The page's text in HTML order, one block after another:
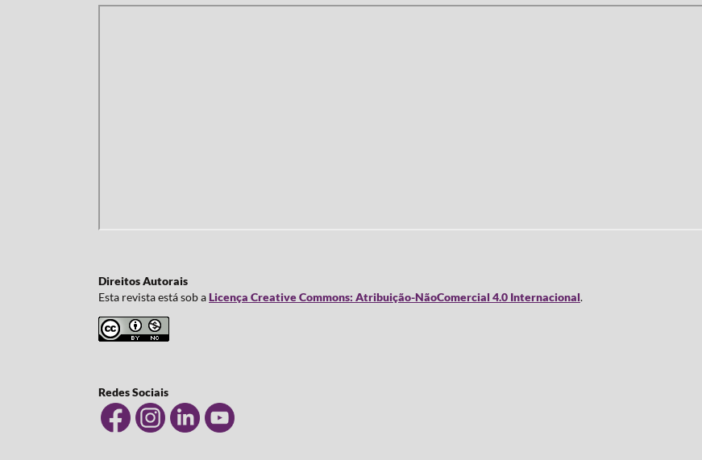
Direitos Autorais
Esta revista está sob aLicença Creative Commons: Atribuição-NãoComercial 4.0 Internacional.
Redes Sociais